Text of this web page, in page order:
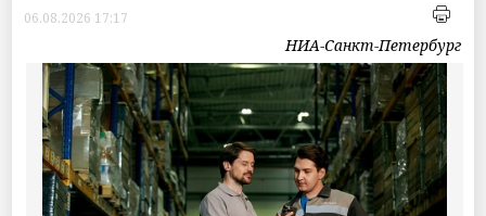
06.08.2026 17:17
НИА-Санкт-Петербург